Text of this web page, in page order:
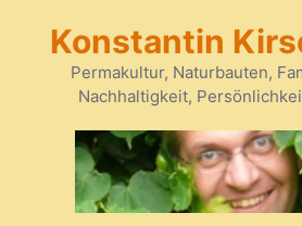
springen
Konstantin
Permakultur, Naturbauten,
Nachhaltigkeit,